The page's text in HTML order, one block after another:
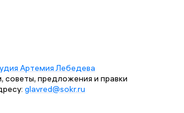
Артемия Лебедева
советы, предложения и правки
glavred@sokr.ru